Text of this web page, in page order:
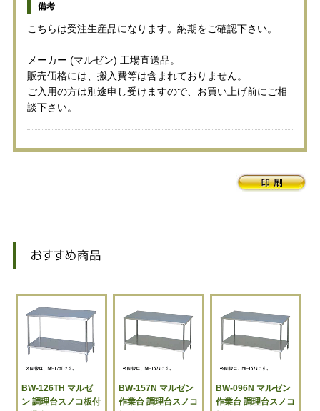
備考
こちらは受注生産品になります。納期をご確認下さい。
メーカー (マルゼン) 工場直送品。
販売価格には、搬入費等は含まれておりません。
ご入用の方は別途申し受けますので、お買い上げ前にご相
談下さい。
BW-126TH マルゼ
ン 調理台スノコ板付
BW-157N マルゼン
作業台 調理台スノコ
BW-096N マルゼン
作業台 調理台スノコ